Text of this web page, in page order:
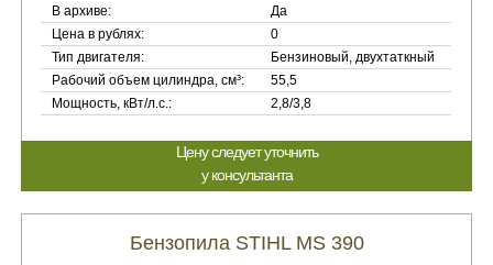
В архиве:
Да
Цена в рублях:
0
Тип двигателя:
Бензиновый, двухтаткный
Рабочий объем цилиндра, см³:
55,5
Мощность, кВт/л.с.:
2,8/3,8
Цену следует уточнить
у консультанта
Бензопила STIHL MS 390